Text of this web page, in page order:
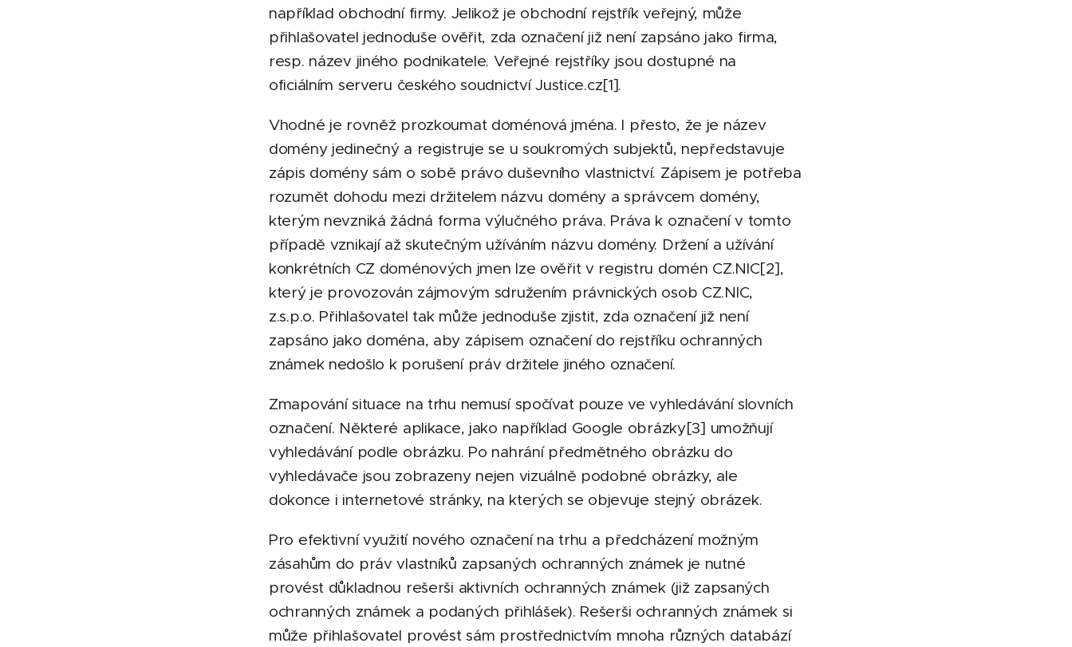
například obchodní firmy. Jelikož je obchodní rejstřík veřejný, může
přihlašovatel jednoduše ověřit, zda označení již není zapsáno jako firma,
resp. název jiného podnikatele. Veřejné rejstříky jsou dostupné na
oficiálním serveru českého soudnictví Justice.cz[1].
Vhodné je rovněž prozkoumat doménová jména. I přesto, že je název
domény jedinečný a registruje se u soukromých subjektů, nepředstavuje
zápis domény sám o sobě právo duševního vlastnictví. Zápisem je potřeba
rozumět dohodu mezi držitelem názvu domény a správcem domény,
kterým nevzniká žádná forma výlučného práva. Práva k označení v tomto
případě vznikají až skutečným užíváním názvu domény. Držení a užívání
konkrétních CZ doménových jmen lze ověřit v registru domén CZ.NIC[2],
který je provozován zájmovým sdružením právnických osob CZ.NIC,
z.s.p.o. Přihlašovatel tak může jednoduše zjistit, zda označení již není
zapsáno jako doména, aby zápisem označení do rejstříku ochranných
známek nedošlo k porušení práv držitele jiného označení.
Zmapování situace na trhu nemusí spočívat pouze ve vyhledávání slovních
označení. Některé aplikace, jako například Google obrázky[3] umožňují
vyhledávání podle obrázku. Po nahrání předmětného obrázku do
vyhledávače jsou zobrazeny nejen vizuálně podobné obrázky, ale
dokonce i internetové stránky, na kterých se objevuje stejný obrázek.
Pro efektivní využití nového označení na trhu a předcházení možným
zásahům do práv vlastníků zapsaných ochranných známek je nutné
provést důkladnou rešerši aktivních ochranných známek (již zapsaných
ochranných známek a podaných přihlášek). Rešerši ochranných známek si
může přihlašovatel provést sám prostřednictvím mnoha různých databází